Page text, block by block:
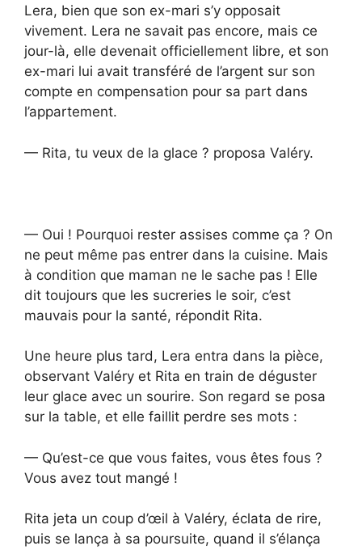
Lera, bien que son ex-mari s’y opposait
vivement. Lera ne savait pas encore, mais ce
jour-là, elle devenait officiellement libre, et son
ex-mari lui avait transféré de l’argent sur son
compte en compensation pour sa part dans
l’appartement.
— Rita, tu veux de la glace ? proposa Valéry.
— Oui ! Pourquoi rester assises comme ça ? On
ne peut même pas entrer dans la cuisine. Mais
à condition que maman ne le sache pas ! Elle
dit toujours que les sucreries le soir, c’est
mauvais pour la santé, répondit Rita.
Une heure plus tard, Lera entra dans la pièce,
observant Valéry et Rita en train de déguster
leur glace avec un sourire. Son regard se posa
sur la table, et elle faillit perdre ses mots :
— Qu’est-ce que vous faites, vous êtes fous ?
Vous avez tout mangé !
Rita jeta un coup d’œil à Valéry, éclata de rire,
puis se lança à sa poursuite, quand il s’élança